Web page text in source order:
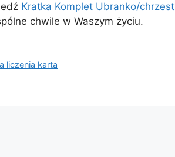
Kratka Komplet Ubranko/chrzest
chwile w Waszym życiu.
liczenia karta